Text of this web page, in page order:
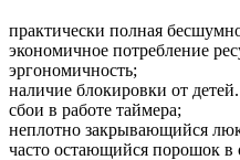
практически полная
экономичное потребление
эргономичность;
наличие блокировки от детей.
сбои в работе таймера;
неплотно закрывающийся
часто остающийся порошок в